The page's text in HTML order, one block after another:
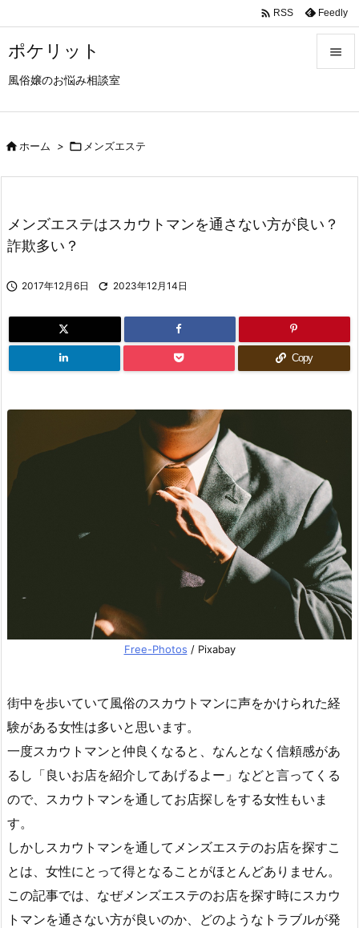
ポケリット
風俗嬢のお悩み相談室

次へ
 RSS Feedly
ホーム >  メンズエステ
メンズエステはスカウトマンを通さない方が良い？
詐欺多い？
 2017年12月6日  2023年12月14日
Copy
Free-Photos / Pixabay
街中を歩いていて風俗のスカウトマンに声をかけられた経
験がある女性は多いと思います。
一度スカウトマンと仲良くなると、なんとなく信頼感があ
るし「良いお店を紹介してあげるよー」などと言ってくる
ので、スカウトマンを通してお店探しをする女性もいま
す。
しかしスカウトマンを通してメンズエステのお店を探すこ
とは、女性にとって得となることがほとんどありません。
この記事では、なぜメンズエステのお店を探す時にスカウ
トマンを通さない方が良いのか、どのようなトラブルが発